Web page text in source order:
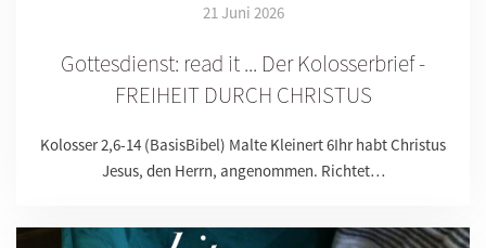
21 Juni 2026
Gottesdienst: read it ... Der Kolosserbrief -
FREIHEIT DURCH CHRISTUS
Kolosser 2,6-14 (BasisBibel) Malte Kleinert 6Ihr habt Christus
Jesus, den Herrn, angenommen. Richtet…